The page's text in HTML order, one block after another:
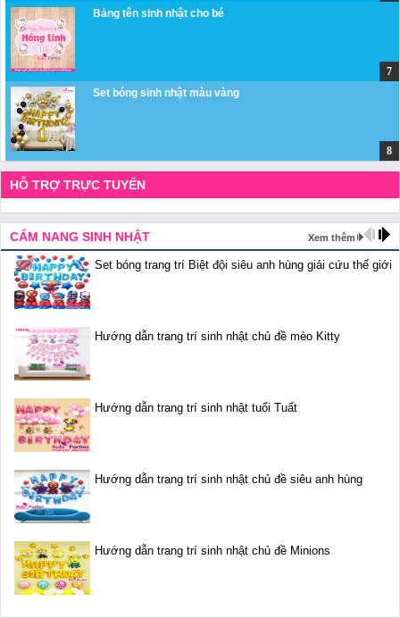
Bảng tên sinh nhật cho bé
Set bóng sinh nhật màu vàng
HỖ TRỢ TRỰC TUYẾN
CẨM NANG SINH NHẬT Xem thêm
Set bóng trang trí Biệt đội siêu anh hùng giải cứu thế giới
Hướng dẫn trang trí sinh nhật chủ đề mèo Kitty
Hướng dẫn trang trí sinh nhật tuổi Tuất
Hướng dẫn trang trí sinh nhật chủ đề siêu anh hùng
Hướng dẫn trang trí sinh nhật chủ đề Minions